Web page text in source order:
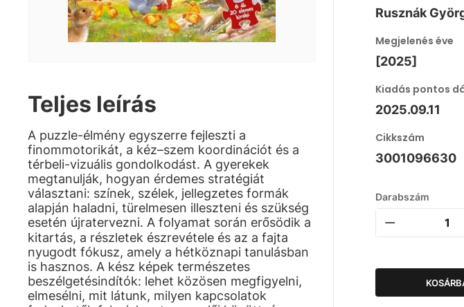
Teljes leírás
A puzzle-élmény egyszerre fejleszti a
finommotorikát, a kéz–szem koordinációt és a
térbeli-vizuális gondolkodást. A gyerekek
megtanulják, hogyan érdemes stratégiát
választani: színek, szélek, jellegzetes formák
alapján haladni, türelmesen illeszteni és szükség
esetén újratervezni. A folyamat során erősödik a
kitartás, a részletek észrevétele és az a fajta
nyugodt fókusz, amely a hétköznapi tanulásban
is hasznos. A kész képek természetes
beszélgetésindítók: lehet közösen megfigyelni,
elmesélni, mit látunk, milyen kapcsolatok
Rusznák
Megjelenés éve
[2025]
Kiadás pontos
2025.09.11
Cikkszám
3001096630
Darabszám